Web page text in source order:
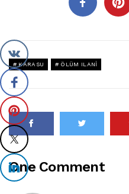
KARASU ÖLÜM ILANI
One Comment